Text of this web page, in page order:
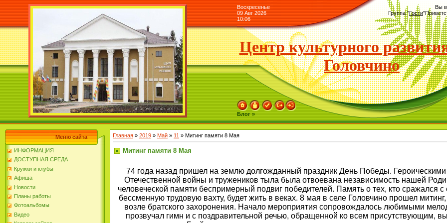
Воскресенье
09 Авг 2026
10:06
Вы
Группа"Гости"
Центр культурного
Головчино
Блог »
Меню сайта
ИНФОРМАЦИЯ
ДОСТУПНАЯ СРЕДА
Кружки и клубы
Афиша
Новости
Планы работы
Фотоальбомы
Видео
Главная » 2019 » Май » 11 » Митинг памяти 8 Мая
Митинг памяти 8 Мая
74 года назад пришел на землю долгожданный праздник День Победы.
Отечественной войны и тружеников тыла была отвоевана независимость нашей
человеческой памяти беспримерный подвиг победителей. Память о тех, кто сражался
бессменную трудовую вахту, будет жить в веках. 8 мая в селе Головчино прошел
возле братского захоронения. Начало мероприятия сопровождалось любимыми
прозвучал гимн и с поздравительной речью, обращенной ко всем присутствующим,